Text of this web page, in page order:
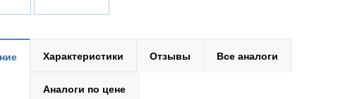
Характеристики Отзывы Все аналоги
Аналоги по цене